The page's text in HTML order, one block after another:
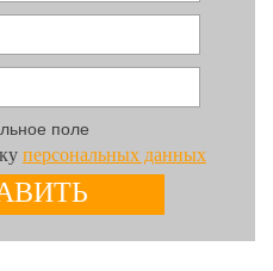
поле
персональных данных